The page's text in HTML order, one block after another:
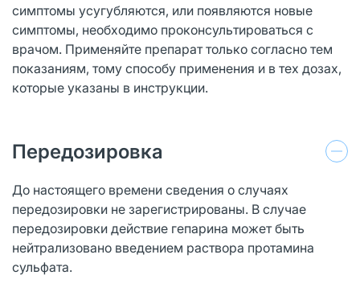
симптомы усугубляются, или появляются новые
симптомы, необходимо проконсультироваться с
врачом. Применяйте препарат только согласно тем
показаниям, тому способу применения и в тех дозах,
которые указаны в инструкции.
Передозировка
До настоящего времени сведения о случаях
передозировки не зарегистрированы. В случае
передозировки действие гепарина может быть
нейтрализовано введением раствора протамина
сульфата.